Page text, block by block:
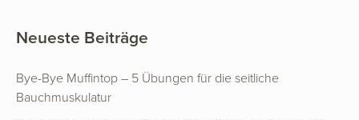
Neueste Beiträge
Bye-Bye Muffintop – 5 Übungen für die seitliche
Bauchmuskulatur